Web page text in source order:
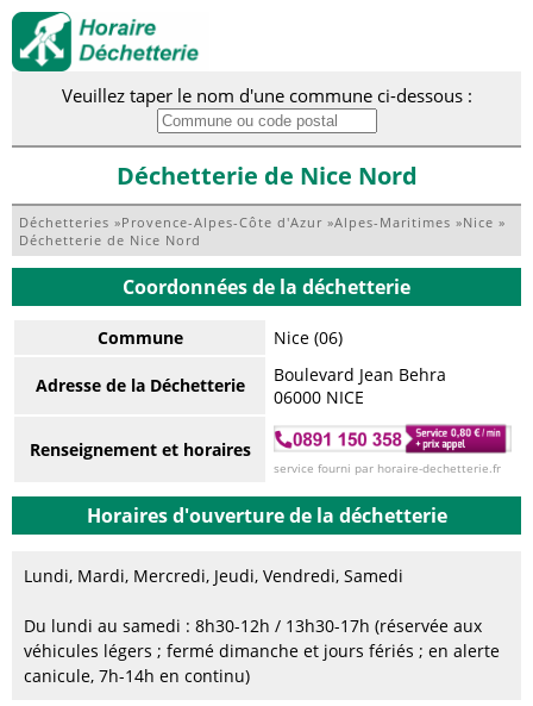
Veuillez taper le nom d'une commune ci-dessous :
Déchetterie de Nice Nord
Déchetteries »Provence-Alpes-Côte d'Azur »Alpes-Maritimes »Nice »
Déchetterie de Nice Nord
Coordonnées de la déchetterie
Commune Nice (06)
Adresse de la Déchetterie
Boulevard Jean Behra
06000 NICE
Renseignement et horaires
service fourni par horaire-dechetterie.fr
Horaires d'ouverture de la déchetterie
Lundi, Mardi, Mercredi, Jeudi, Vendredi, Samedi
Du lundi au samedi : 8h30-12h / 13h30-17h (réservée aux
véhicules légers ; fermé dimanche et jours fériés ; en alerte
canicule, 7h-14h en continu)